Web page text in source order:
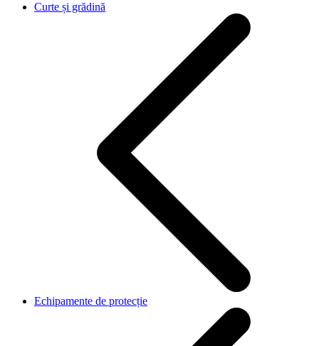
Curte și grădină
Echipamente de protecție